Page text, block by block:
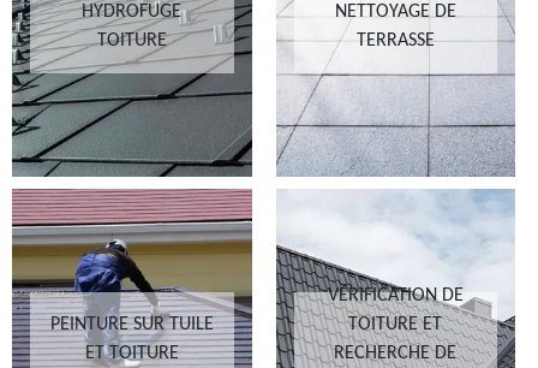
HYDROFUGE
TOITURE
NETTOYAGE DE
TERRASSE
PEINTURE SUR TUILE
ET TOITURE
VÉRIFICATION DE
TOITURE ET
RECHERCHE DE